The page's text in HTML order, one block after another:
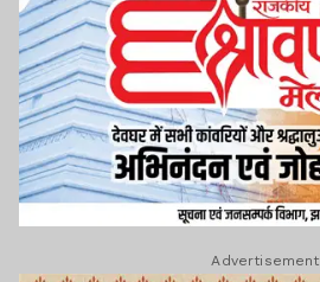
Advertisement